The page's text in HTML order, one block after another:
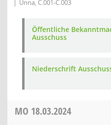
Unna, C.001-C.003
Öffentliche
Ausschuss
Niederschrift
MO 18.03.2024